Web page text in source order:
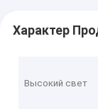
Характер
Высокий свет